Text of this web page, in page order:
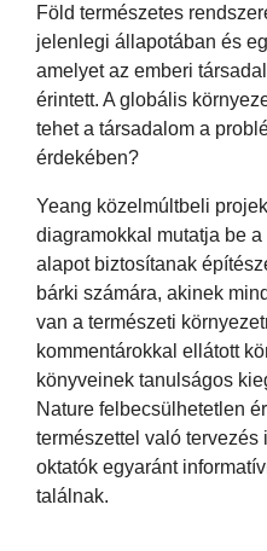
Föld természetes
jelenlegi állapotában és
amelyet az emberi
érintett. A globális
tehet a társadalom a
érdekében?
Yeang közelmúltbeli
diagramokkal mutatja be
alapot biztosítanak
bárki számára, akinek
van a természeti
kommentárokkal ellátott
könyveinek tanulságos
Nature felbecsülhetetlen
természettel való
oktatók egyaránt
találnak.